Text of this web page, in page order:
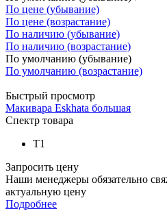
По цене (убывание)
По цене (возрастание)
По наличию (убывание)
По наличию (возрастание)
По умолчанию (убывание)
По умолчанию (возрастание)
Быстрый просмотр
Макивара Eskhata большая
Спектр товара
Т1
Запросить цену
Наши менеджеры обязательно
актуальную цену
Подробнее